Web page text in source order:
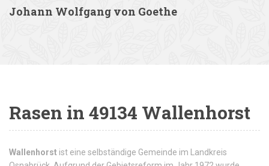
Johann Wolfgang von Goethe
Rasen in 49134 Wallenhorst
Wallenhorst ist eine selbständige Gemeinde im Landkreis